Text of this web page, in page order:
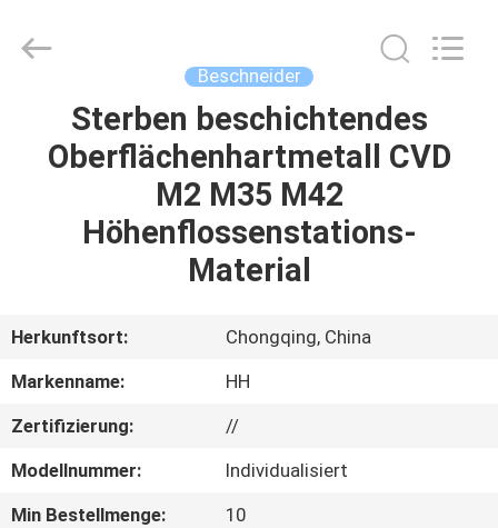
HAUS
PRODUKTE
ÜBER
UNS
FABRIK-
AUSFLUG
Limited.
Beschneider
Sterben beschichtendes
Oberflächenhartmetall CVD
M2 M35 M42
Höhenflossenstations-
Material
Herkunftsort:
Chongqing, China
Markenname:
HH
Zertifizierung:
//
Modellnummer:
Individualisiert
Min Bestellmenge:
10